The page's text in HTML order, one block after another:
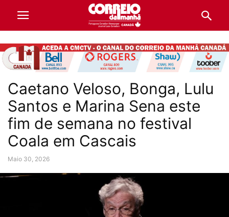
Caetano Veloso, Bonga, Lulu
Santos e Marina Sena este
fim de semana no festival
Coala em Cascais
Maio 30, 2026